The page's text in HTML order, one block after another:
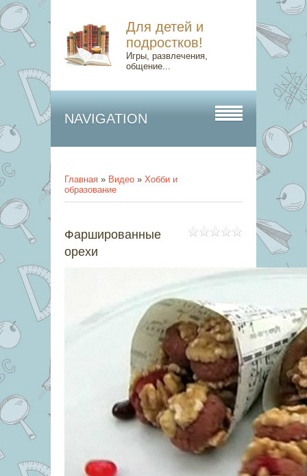
Для детей и
подростков!
Игры, развлечения,
общение...
NAVIGATION
Главная » Видео » Хобби и
образование
Фаршированные
орехи